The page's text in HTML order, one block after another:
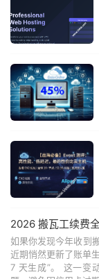
2026 搬瓦工续费
如果你发现今年收到
近期悄然更新了账单
7 天生成”。 这一变